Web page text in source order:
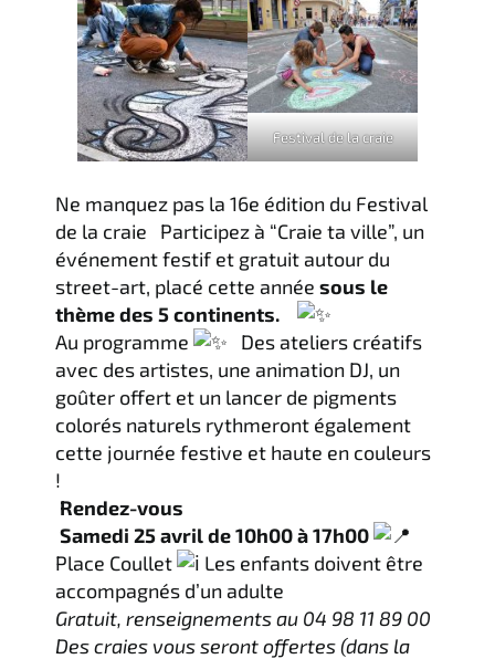
Festival de la craie
Ne manquez pas la 16e édition du Festival
de la craie Participez à “Craie ta ville”, un
événement festif et gratuit autour du
street-art, placé cette année sous le
thème des 5 continents.
Au programme
Des ateliers créatifs
avec des artistes, une animation DJ, un
goûter offert et un lancer de pigments
colorés naturels rythmeront également
cette journée festive et haute en couleurs
!
Rendez-vous
Samedi 25 avril de 10h00 à 17h00
Place Coullet
Les enfants doivent être
accompagnés d’un adulte
Gratuit, renseignements au 04 98 11 89 00
Des craies vous seront offertes (dans la